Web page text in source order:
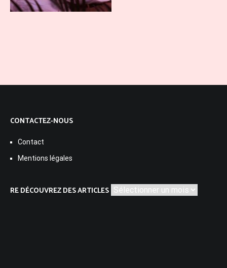
CONTACTEZ-NOUS
Contact
Mentions légales
RE DÉCOUVREZ DES ARTICLES Re
découvrez